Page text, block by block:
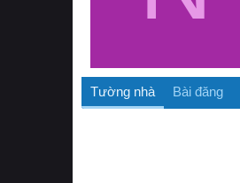
Tường nhà Bài đăng